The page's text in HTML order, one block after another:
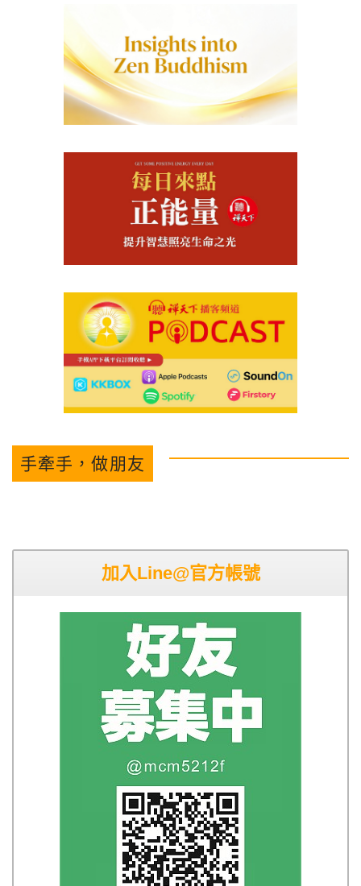
手牽手，做朋友
加入Line@官方帳號